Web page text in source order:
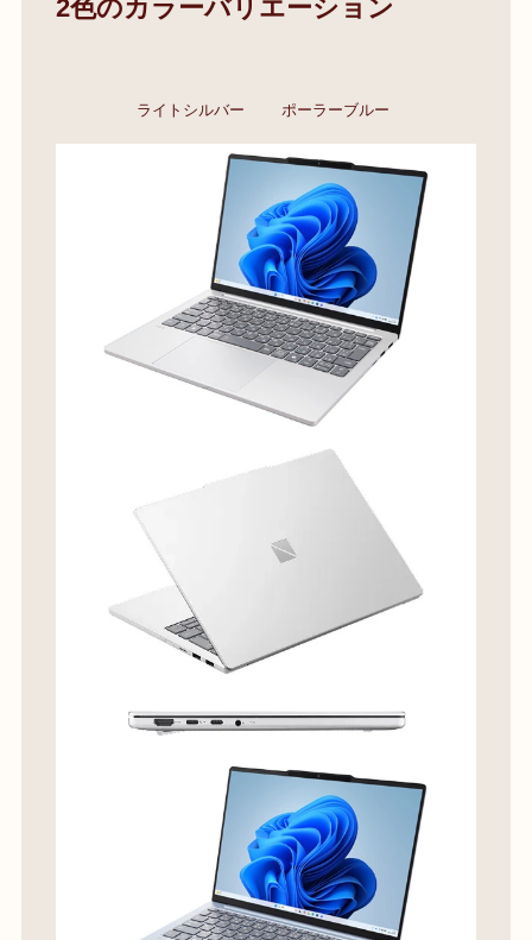
2色のカラーバリエーション
ライトシルバー ポーラーブルー